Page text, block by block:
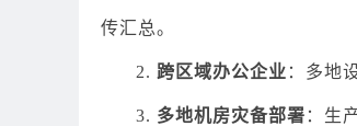
传汇总。
2. 跨区域办公企业 ：多地
3. 多地机房灾备部署 ：生